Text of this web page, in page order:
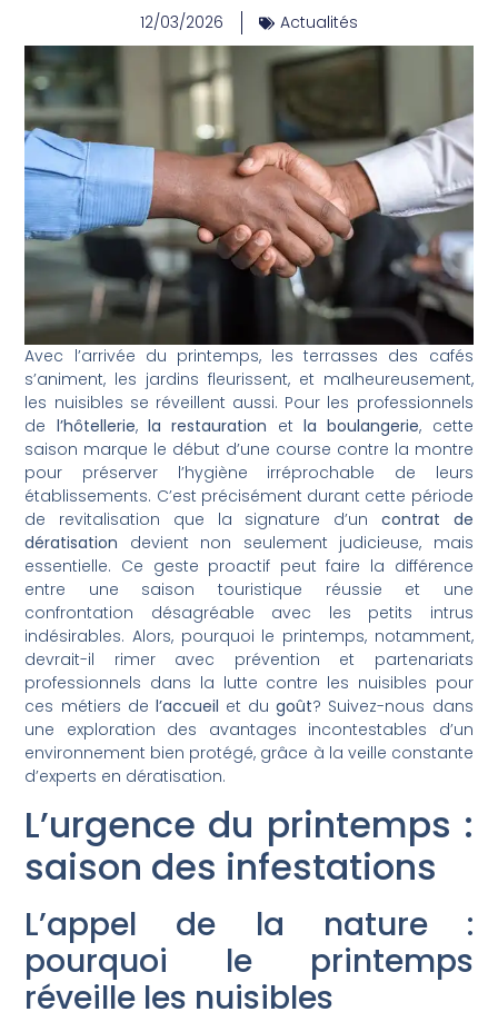
12/03/2026 Actualités
Avec l’arrivée du printemps, les terrasses des cafés
s’animent, les jardins fleurissent, et malheureusement,
les nuisibles se réveillent aussi. Pour les professionnels
de l’hôtellerie,la restauration etla boulangerie, cette
saison marque le début d’une course contre la montre
pour préserver l’hygiène irréprochable de leurs
établissements. C’est précisément durant cette période
de revitalisation que la signature d’un contrat de
dératisation devient non seulement judicieuse, mais
essentielle. Ce geste proactif peut faire la différence
entre une saison touristique réussie et une
confrontation désagréable avec les petits intrus
indésirables. Alors, pourquoi le printemps, notamment,
devrait-il rimer avec prévention et partenariats
professionnels dans la lutte contre les nuisibles pour
ces métiers de l’accueil et dugoût? Suivez-nous dans
une exploration des avantages incontestables d’un
environnement bien protégé, grâce à la veille constante
d’experts en dératisation.
L’urgence du printemps :
saison des infestations
L’appel de la nature :
pourquoi le printemps
réveille les nuisibles